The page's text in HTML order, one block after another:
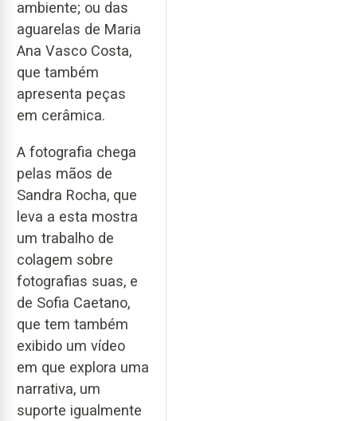
ambiente; ou das
aguarelas de Maria
Ana Vasco Costa,
que também
apresenta peças
em cerâmica.
A fotografia chega
pelas mãos de
Sandra Rocha, que
leva a esta mostra
um trabalho de
colagem sobre
fotografias suas, e
de Sofia Caetano,
que tem também
exibido um vídeo
em que explora uma
narrativa, um
suporte igualmente